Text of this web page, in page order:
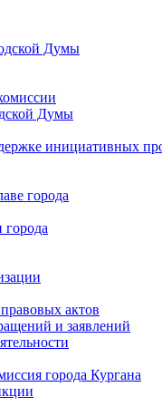
Думы
Думы
инициативных
города
города
актов
и заявлений
города Кургана